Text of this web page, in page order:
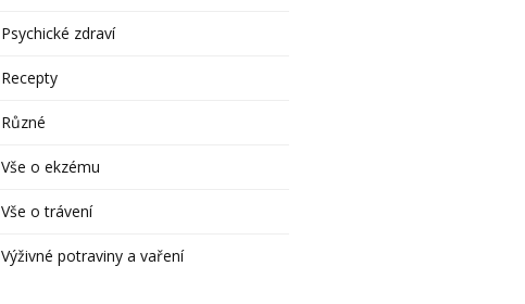
Psychické zdraví
Recepty
Různé
Vše o ekzému
Vše o trávení
Výživné potraviny a vaření